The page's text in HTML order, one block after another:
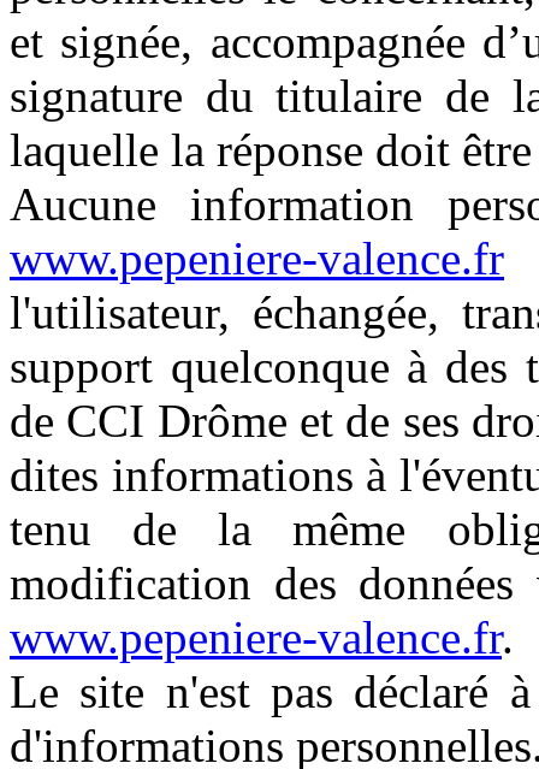
et signée, accompagnée
signature du titulaire de
laquelle la réponse doit
Aucune information
www.pepeniere-valence.fr
l'utilisateur, échangée,
support quelconque à des
de CCI Drôme et de ses
dites informations à
tenu de la même
modification des
www.pepeniere-valence.fr.
Le site n'est pas déclaré
d'informations